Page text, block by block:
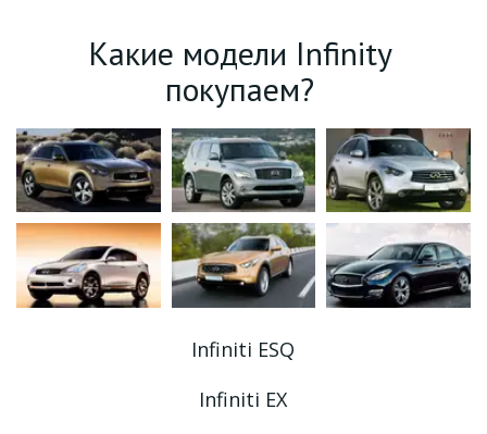
Какие модели Infinity
покупаем?
Infiniti ESQ
Infiniti EX